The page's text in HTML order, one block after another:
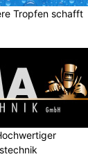
Tropfen schafft